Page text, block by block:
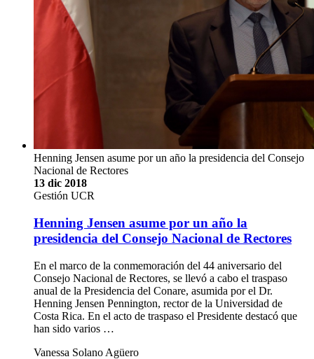
Henning Jensen asume por un año la presidencia del Consejo
Nacional de Rectores
13 dic 2018
Gestión UCR
Henning Jensen asume por un año la
presidencia del Consejo Nacional de Rectores
En el marco de la conmemoración del 44 aniversario del
Consejo Nacional de Rectores, se llevó a cabo el traspaso
anual de la Presidencia del Conare, asumida por el Dr.
Henning Jensen Pennington, rector de la Universidad de
Costa Rica. En el acto de traspaso el Presidente destacó que
han sido varios …
Vanessa Solano Agüero